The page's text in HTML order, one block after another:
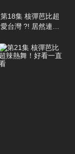
第18集 核彈芭比超
愛台灣 ?! 居然連這